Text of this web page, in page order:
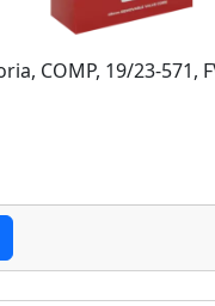
COMP, 19/23-571,